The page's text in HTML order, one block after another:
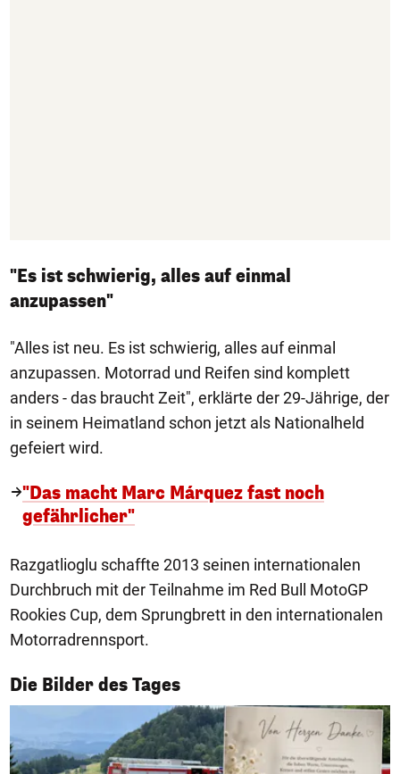
"Es ist schwierig, alles auf einmal
anzupassen"
"Alles ist neu. Es ist schwierig, alles auf einmal
anzupassen. Motorrad und Reifen sind komplett
anders - das braucht Zeit", erklärte der 29-Jährige, der
in seinem Heimatland schon jetzt als Nationalheld
gefeiert wird.
"Das macht Marc Márquez fast noch
gefährlicher"
Razgatlioglu schaffte 2013 seinen internationalen
Durchbruch mit der Teilnahme im Red Bull MotoGP
Rookies Cup, dem Sprungbrett in den internationalen
Motorradrennsport.
Die Bilder des Tages
1/50